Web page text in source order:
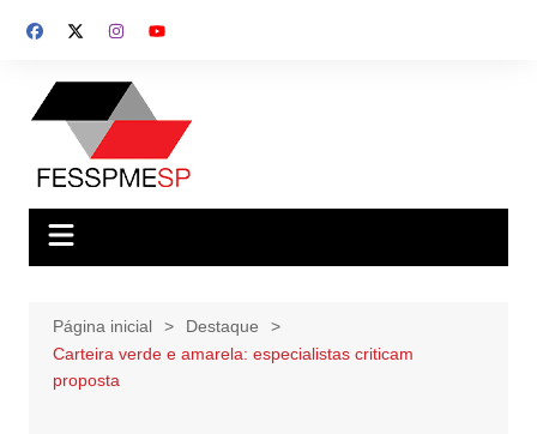
para
conteúdo
Página inicial
Destaque
Carteira verde e amarela: especialistas criticam
proposta